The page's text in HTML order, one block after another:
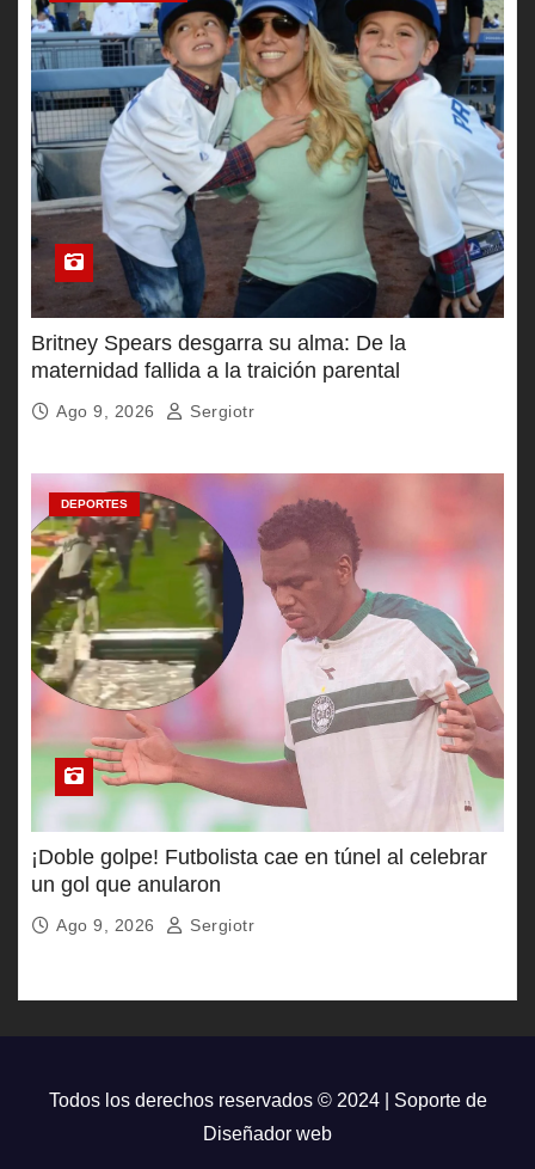
Britney Spears desgarra su alma: De la
maternidad fallida a la traición parental
Ago 9, 2026 Sergiotr
DEPORTES
¡Doble golpe! Futbolista cae en túnel al celebrar
un gol que anularon
Ago 9, 2026 Sergiotr
Todos los derechos reservados © 2024 | Soporte de
Diseñador web